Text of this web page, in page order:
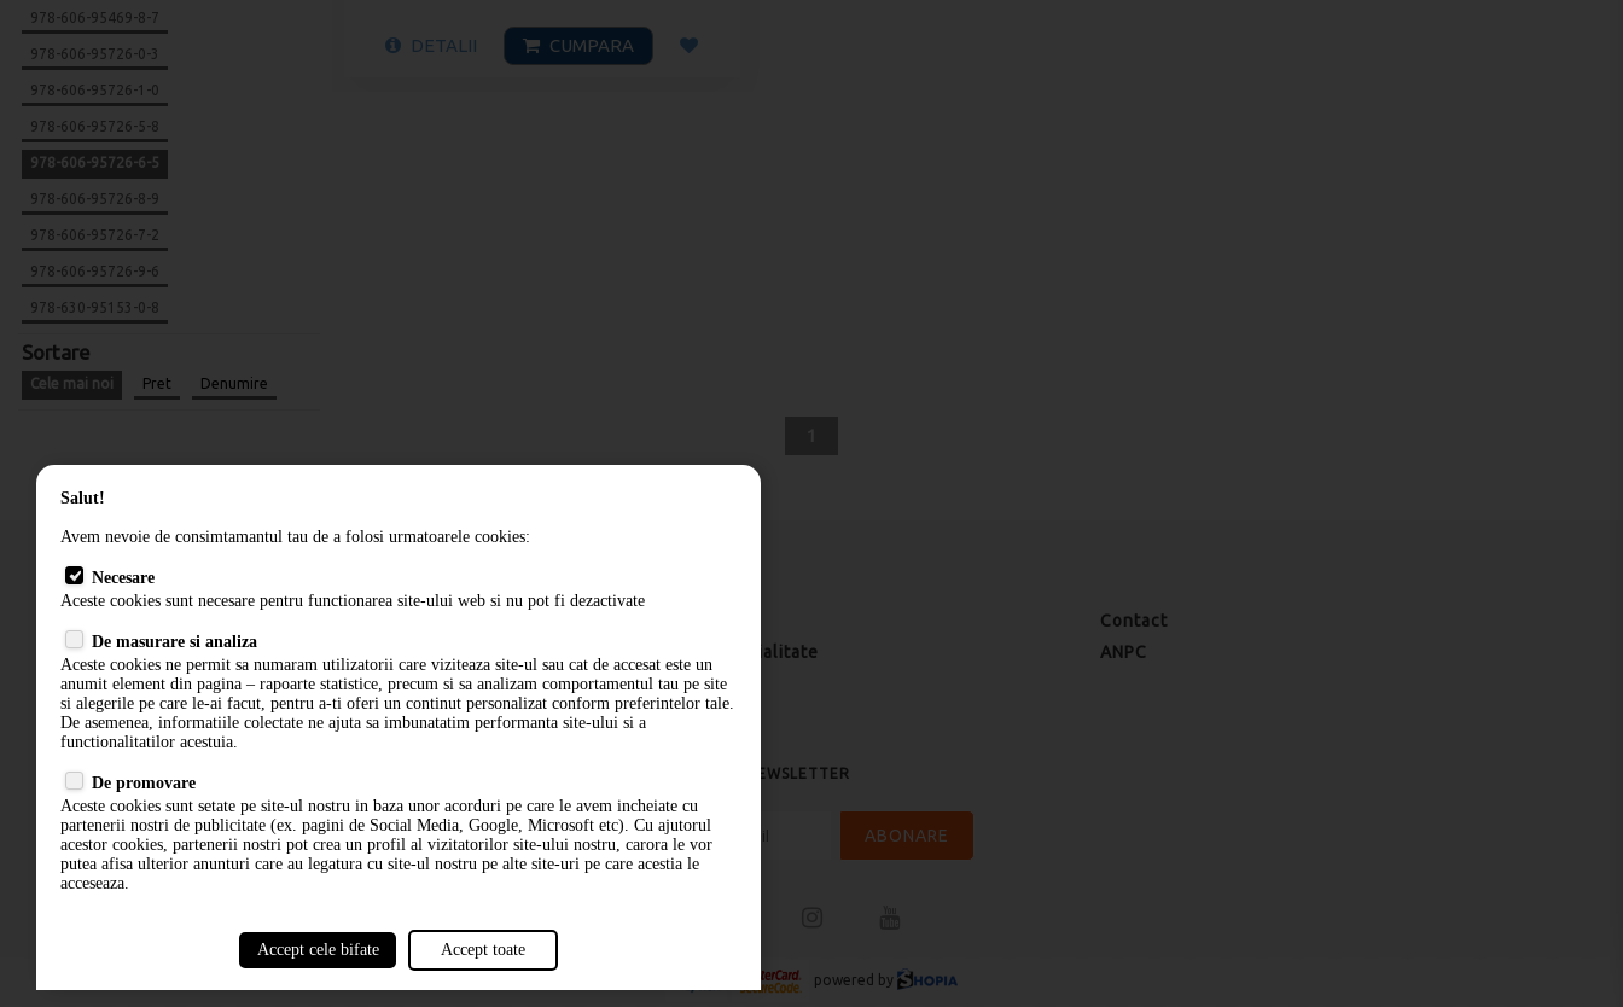
978-606-95469-8-7
978-606-95726-0-3
978-606-95726-1-0
978-606-95726-5-8
978-606-95726-6-5
978-606-95726-8-9
978-606-95726-7-2
978-606-95726-9-6
978-630-95153-0-8
Sortare
Cele mai noi Pret Denumire
DETALII CUMPARA
Contact
Termeni si conditii
Politica de confidentialitate ANPC
ABONARE LA NEWSLETTER
ABONARE
powered by
Salut!
Avem nevoie de consimtamantul tau de a folosi urmatoarele cookies:
Necesare
Aceste cookies sunt necesare pentru functionarea site-ului web si nu pot fi dezactivate
De masurare si analiza
Aceste cookies ne permit sa numaram utilizatorii care viziteaza site-ul sau cat de accesat este un
anumit element din pagina – rapoarte statistice, precum si sa analizam comportamentul tau pe site
si alegerile pe care le-ai facut, pentru a-ti oferi un continut personalizat conform preferintelor tale.
De asemenea, informatiile colectate ne ajuta sa imbunatatim performanta site-ului si a
functionalitatilor acestuia.
De promovare
Aceste cookies sunt setate pe site-ul nostru in baza unor acorduri pe care le avem incheiate cu
partenerii nostri de publicitate (ex. pagini de Social Media, Google, Microsoft etc). Cu ajutorul
acestor cookies, partenerii nostri pot crea un profil al vizitatorilor site-ului nostru, carora le vor
putea afisa ulterior anunturi care au legatura cu site-ul nostru pe alte site-uri pe care acestia le
acceseaza.
Accept cele bifate Accept toate